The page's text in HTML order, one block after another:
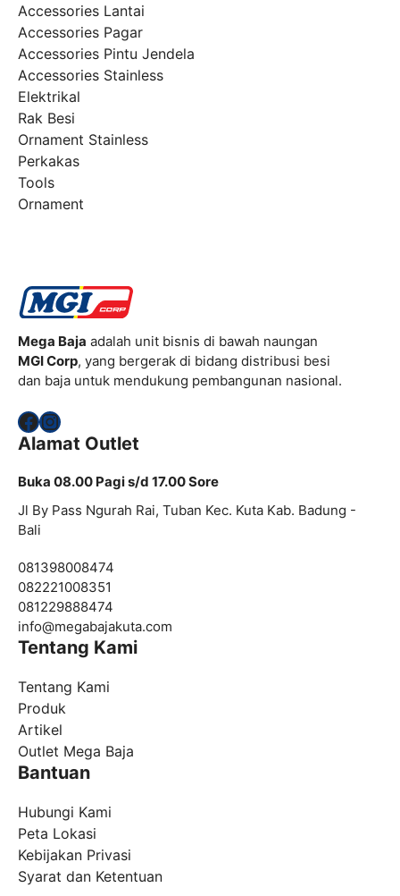
Accessories Lantai
Accessories Pagar
Accessories Pintu Jendela
Accessories Stainless
Elektrikal
Rak Besi
Ornament Stainless
Perkakas
Tools
Ornament
Mega Baja adalah unit bisnis di bawah naungan
MGI Corp, yang bergerak di bidang distribusi besi
dan baja untuk mendukung pembangunan nasional.
Facebook
Instagram
Alamat Outlet
Buka 08.00 Pagi s/d 17.00 Sore
Jl By Pass Ngurah Rai, Tuban Kec. Kuta Kab. Badung -
Bali
081398008474
082221008351
081229888474
info@megabajakuta.com
Tentang Kami
Tentang Kami
Produk
Artikel
Outlet Mega Baja
Bantuan
Hubungi Kami
Peta Lokasi
Kebijakan Privasi
Syarat dan Ketentuan